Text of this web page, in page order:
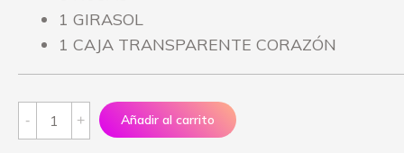
1 GIRASOL
1 CAJA TRANSPARENTE CORAZÓN
Arreglo
Floral
Añadir al carrito